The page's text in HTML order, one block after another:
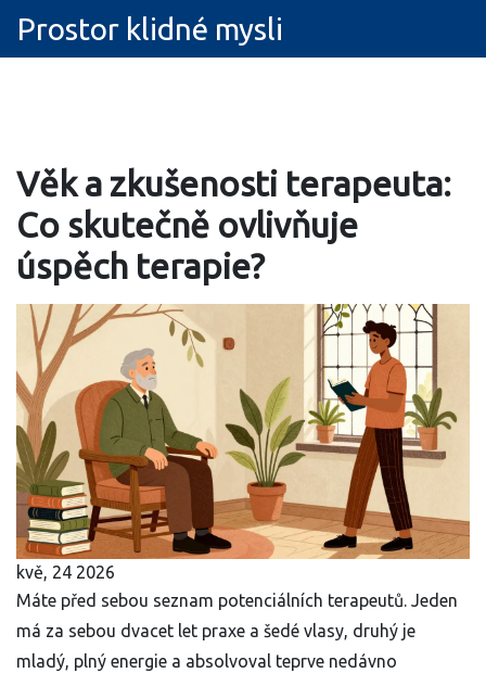
Prostor klidné mysli
Věk a zkušenosti terapeuta:
Co skutečně ovlivňuje
úspěch terapie?
kvě, 24 2026
Máte před sebou seznam potenciálních terapeutů. Jeden
má za sebou dvacet let praxe a šedé vlasy, druhý je
mladý, plný energie a absolvoval teprve nedávno